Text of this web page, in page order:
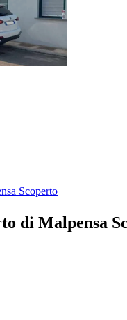
Scoperto
di Malpensa